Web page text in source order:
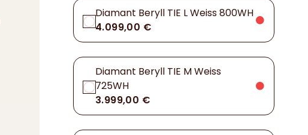
Diamant Beryll TIE L Weiss 800WH
4.099,00 €
Diamant Beryll TIE M Weiss
725WH
3.999,00 €